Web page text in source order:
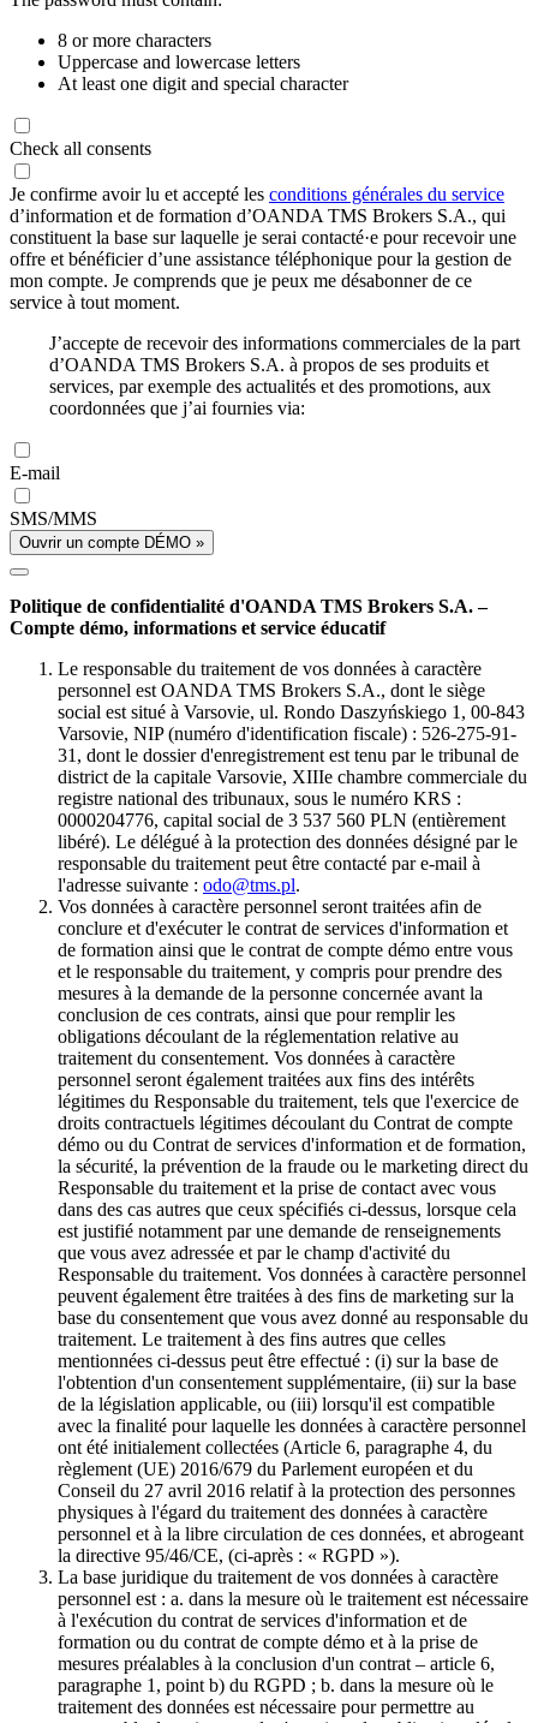
8 or more characters
Uppercase and lowercase letters
At least one digit and special character
Check all consents
Je confirme avoir lu et accepté les conditions générales du service
d’information et de formation d’OANDA TMS Brokers S.A., qui
constituent la base sur laquelle je serai contacté·e pour recevoir une
offre et bénéficier d’une assistance téléphonique pour la gestion de
mon compte. Je comprends que je peux me désabonner de ce
service à tout moment.
J’accepte de recevoir des informations commerciales de la part
d’OANDA TMS Brokers S.A. à propos de ses produits et
services, par exemple des actualités et des promotions, aux
coordonnées que j’ai fournies via:
E-mail
SMS/MMS
Ouvrir un compte DÉMO »
Politique de confidentialité d'OANDA TMS Brokers S.A. –
Compte démo, informations et service éducatif
Le responsable du traitement de vos données à caractère
personnel est OANDA TMS Brokers S.A., dont le siège
social est situé à Varsovie, ul. Rondo Daszyńskiego 1, 00-843
Varsovie, NIP (numéro d'identification fiscale) : 526-275-91-
31, dont le dossier d'enregistrement est tenu par le tribunal de
district de la capitale Varsovie, XIIIe chambre commerciale du
registre national des tribunaux, sous le numéro KRS :
0000204776, capital social de 3 537 560 PLN (entièrement
libéré). Le délégué à la protection des données désigné par le
responsable du traitement peut être contacté par e-mail à
l'adresse suivante : odo@tms.pl.
Vos données à caractère personnel seront traitées afin de
conclure et d'exécuter le contrat de services d'information et
de formation ainsi que le contrat de compte démo entre vous
et le responsable du traitement, y compris pour prendre des
mesures à la demande de la personne concernée avant la
conclusion de ces contrats, ainsi que pour remplir les
obligations découlant de la réglementation relative au
traitement du consentement. Vos données à caractère
personnel seront également traitées aux fins des intérêts
légitimes du Responsable du traitement, tels que l'exercice de
droits contractuels légitimes découlant du Contrat de compte
démo ou du Contrat de services d'information et de formation,
la sécurité, la prévention de la fraude ou le marketing direct du
Responsable du traitement et la prise de contact avec vous
dans des cas autres que ceux spécifiés ci-dessus, lorsque cela
est justifié notamment par une demande de renseignements
que vous avez adressée et par le champ d'activité du
Responsable du traitement. Vos données à caractère personnel
peuvent également être traitées à des fins de marketing sur la
base du consentement que vous avez donné au responsable du
traitement. Le traitement à des fins autres que celles
mentionnées ci-dessus peut être effectué : (i) sur la base de
l'obtention d'un consentement supplémentaire, (ii) sur la base
de la législation applicable, ou (iii) lorsqu'il est compatible
avec la finalité pour laquelle les données à caractère personnel
ont été initialement collectées (Article 6, paragraphe 4, du
règlement (UE) 2016/679 du Parlement européen et du
Conseil du 27 avril 2016 relatif à la protection des personnes
physiques à l'égard du traitement des données à caractère
personnel et à la libre circulation de ces données, et abrogeant
la directive 95/46/CE, (ci-après : « RGPD »).
La base juridique du traitement de vos données à caractère
personnel est : a. dans la mesure où le traitement est nécessaire
à l'exécution du contrat de services d'information et de
formation ou du contrat de compte démo et à la prise de
mesures préalables à la conclusion d'un contrat – article 6,
paragraphe 1, point b) du RGPD ; b. dans la mesure où le
traitement des données est nécessaire pour permettre au